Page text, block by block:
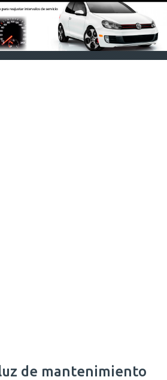
de mantenimiento